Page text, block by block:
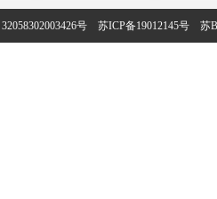
号 苏ICP备19012145号 苏